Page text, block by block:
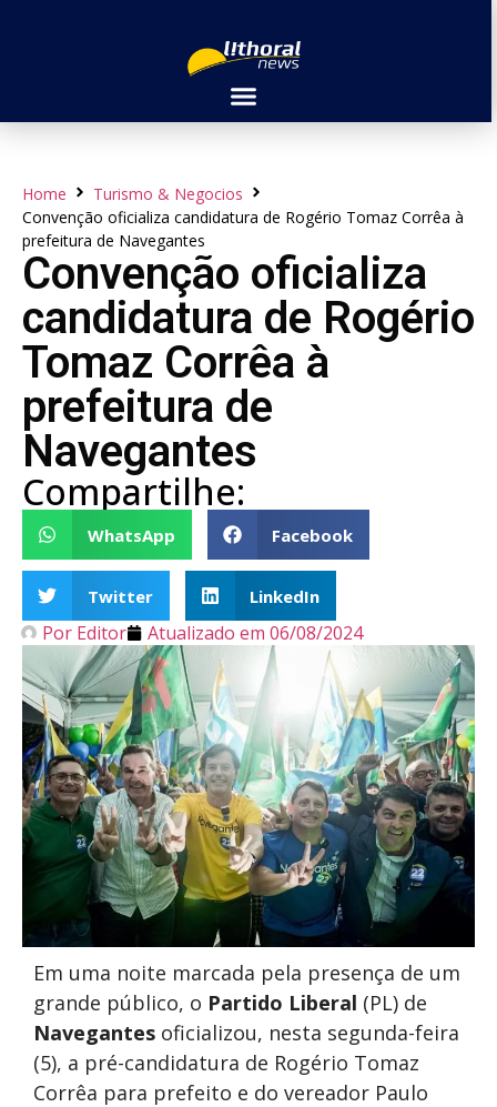
Home
Turismo & Negocios
Convenção oficializa candidatura de Rogério Tomaz Corrêa à
prefeitura de Navegantes
Convenção oficializa
candidatura de Rogério
Tomaz Corrêa à
prefeitura de
Navegantes
Compartilhe:
WhatsApp Facebook
Twitter LinkedIn
Por Editor Atualizado em 06/08/2024
Em uma noite marcada pela presença de um
grande público, o Partido Liberal (PL) de
Navegantes oficializou, nesta segunda-feira
(5), a pré-candidatura de Rogério Tomaz
Corrêa para prefeito e do vereador Paulo